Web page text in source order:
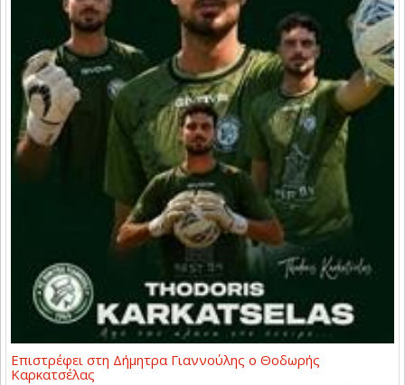
Επιστρέφει στη Δήμητρα Γιαννούλης ο Θοδωρής
Καρκατσέλας